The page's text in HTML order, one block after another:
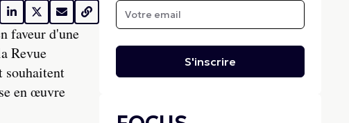
faveur d'une
Revue
souhaitent
en œuvre
S'inscrire